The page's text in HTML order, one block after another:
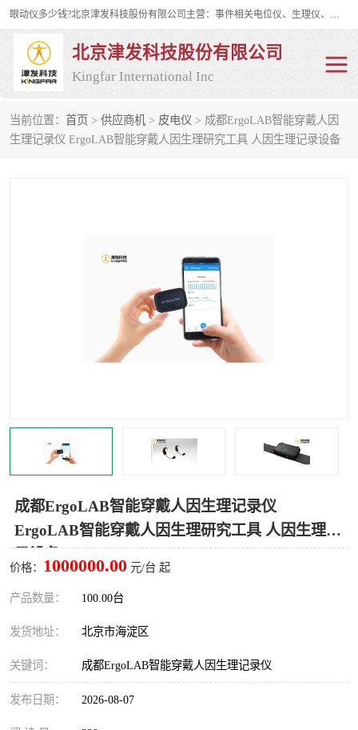
眼动仪多少钱?北京津发科技股份有限公司主营：事件相关电位仪、生理仪、肌电仪、脑电仪、皮电仪、眼动仪；是国家级高新技术企业、科技部认定的科技型中小企业和中关村高新技术企业，具备保密资格，具备自主进出口经营权；自主研发技术、产品与服务荣获多项省部级科学技术奖励、国家发明专利、国家软件著作权和省部级新技术新产品（服务）认证。
北京津发科技股份有限公司
Kingfar International Inc
当前位置： 首页 > 供应商机 > 皮电仪 > 成都ErgoLAB智能穿戴人因
生理记录仪 ErgoLAB智能穿戴人因生理研究工具 人因生理记录设备
成都ErgoLAB智能穿戴人因生理记录仪
ErgoLAB智能穿戴人因生理研究工具 人因生理记
价格： 1000000.00 元/台 起
产品数量： 100.00台
发货地址： 北京市海淀区
关键词： 成都ErgoLAB智能穿戴人因生理记录仪
发布日期： 2026-08-07
皮电仪 脑电仪
行为观察与表情分析 动作捕捉与生物力学
人机交互实验室
神经营销与消费行为实验 车俩与驾驶模拟